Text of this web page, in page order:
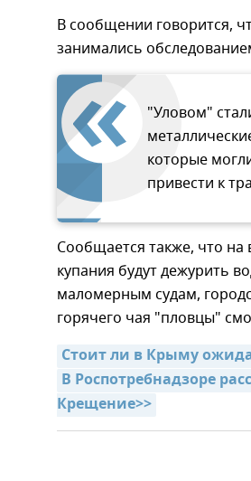
В сообщении говорится,
занимались
"Уловом"
которые
привести к
Сообщается также, что на
купания будут дежурить
маломерным судам,
горячего чая "пловцы"
Стоит ли в Крыму
В Роспотребнадзоре
Крещение>>